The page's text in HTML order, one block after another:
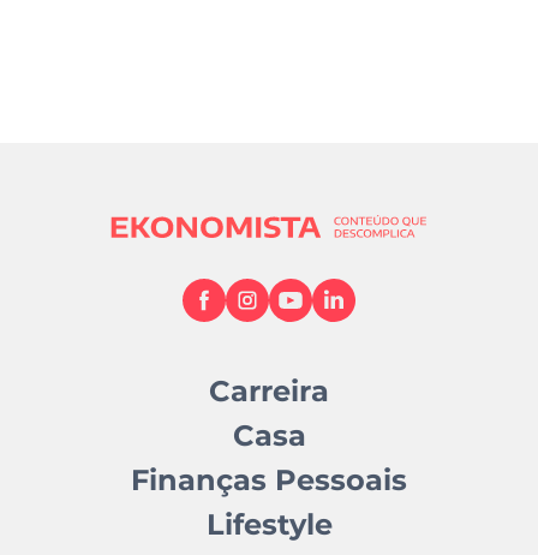
Carreira
Casa
Finanças Pessoais
Lifestyle